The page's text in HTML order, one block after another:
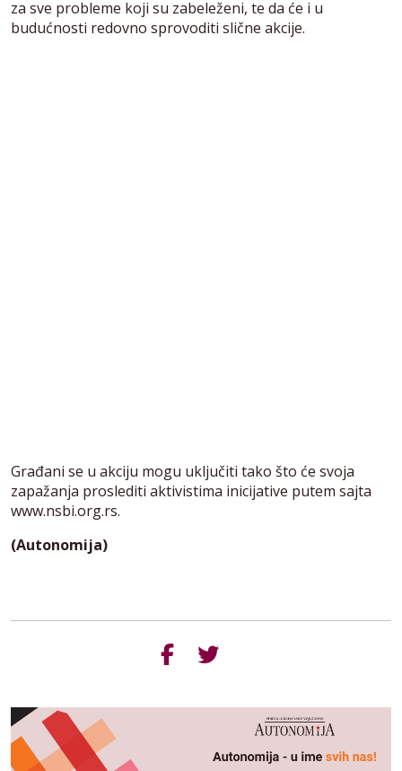
za sve probleme koji su zabeleženi, te da će i u
budućnosti redovno sprovoditi slične akcije.
Građani se u akciju mogu uključiti tako što će svoja
zapažanja proslediti aktivistima inicijative putem sajta
www.nsbi.org.rs.
(Autonomija)